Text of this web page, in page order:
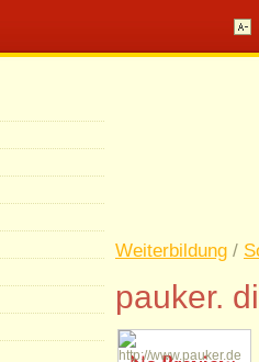
Weiterbildung /
pauker.